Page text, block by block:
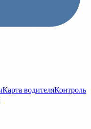
Карта водителяКонтроль